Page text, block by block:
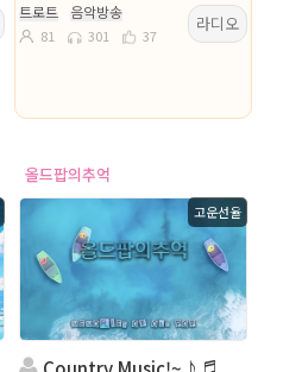
트로트 음악방송
81 301 37
라디오
올드팝의추억
고운선율